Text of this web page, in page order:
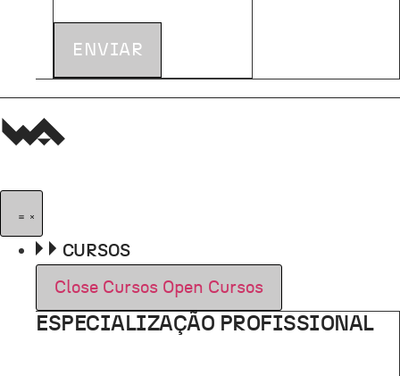
ENVIAR
CURSOS
Close Cursos Open Cursos
ESPECIALIZAÇÃO PROFISSIONAL